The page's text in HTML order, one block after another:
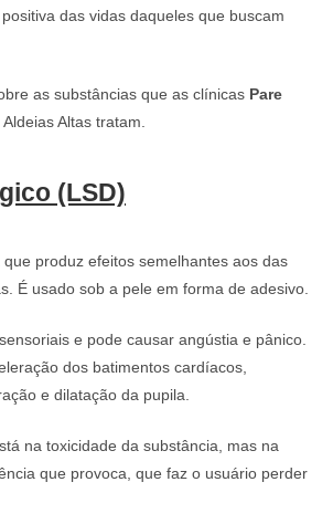
das vidas daqueles que buscam
as substâncias que as clínicas Pare
Altas tratam.
(LSD)
que produz efeitos semelhantes aos das
É usado sob a pele em forma de adesivo.
e pode causar angústia e pânico.
dos batimentos cardíacos,
e dilatação da pupila.
na toxicidade da substância, mas na
que provoca, que faz o usuário perder